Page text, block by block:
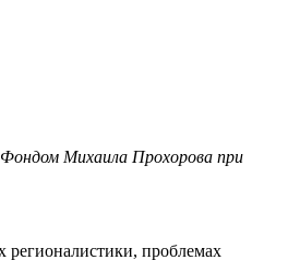
Михаила Прохорова при
регионалистики, проблемах